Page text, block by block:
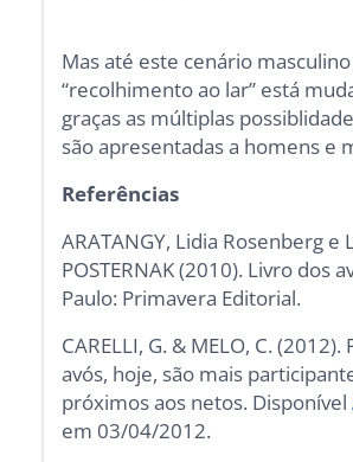
Mas até este cenário
“recolhimento ao lar” está
graças as múltiplas
são apresentadas a homens e
Referências
ARATANGY, Lidia Rosenberg e
POSTERNAK (2010). Livro dos
Paulo: Primavera Editorial.
CARELLI, G. & MELO, C.
avós, hoje, são mais
próximos aos netos. Disponível
em 03/04/2012.